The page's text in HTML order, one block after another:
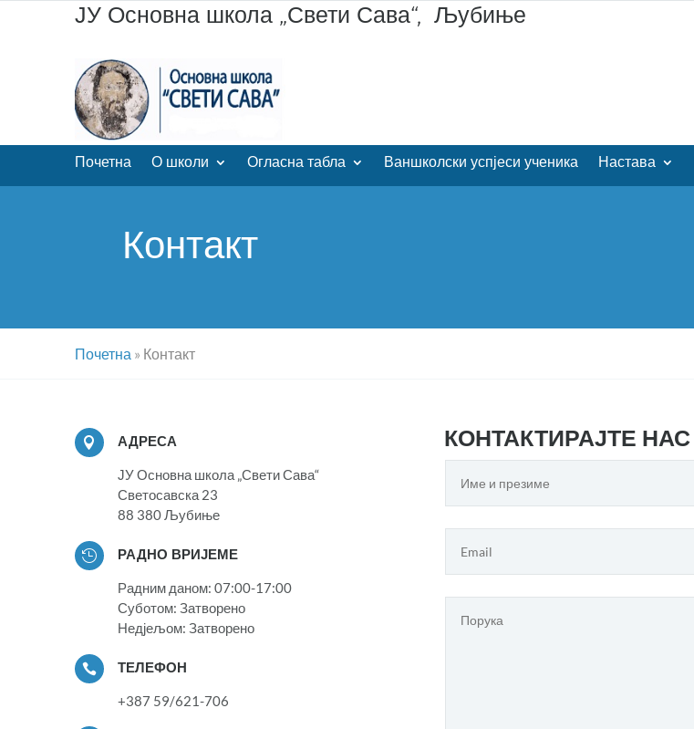
ЈУ Основна школа „Свети Сава“, Љубиње
Почетна О школи Огласна табла Ваншколски успјеси ученика Настава
Контакт
Почетна » Контакт

АДРЕСА
ЈУ Основна школа „Свети Сава“
Светосавска 23
88 380 Љубиње

РАДНО ВРИЈЕМЕ
Радним даном: 07:00-17:00
Суботом: Затворено
Недјељом: Затворено

ТЕЛЕФОН
+387 59/621-706
КОНТАКТИРАЈТЕ НАС